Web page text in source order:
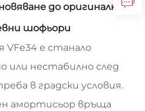
до оригинално
шофьори
VFe34 е станало
или нестабилно след
в градски условия.
амортисьор връща